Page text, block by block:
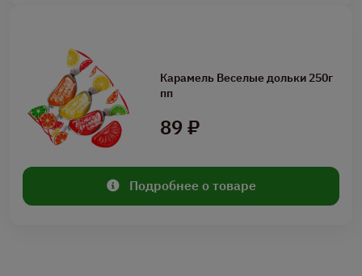
Карамель Веселые дольки 250г
пп
89 ₽
Подробнее о товаре